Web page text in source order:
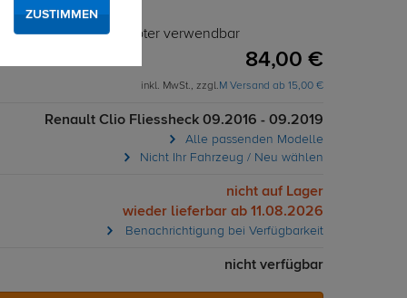
- T-Nut Adapter verwendbar
84,00 €
inkl. MwSt., zzgl.M Versand ab 15,00 €
Renault Clio Fliessheck 09.2016 - 09.2019
Alle passenden Modelle
Nicht Ihr Fahrzeug / Neu wählen
nicht auf Lager
wieder lieferbar ab 11.08.2026
Benachrichtigung bei Verfügbarkeit
nicht verfügbar
ZUSTIMMEN